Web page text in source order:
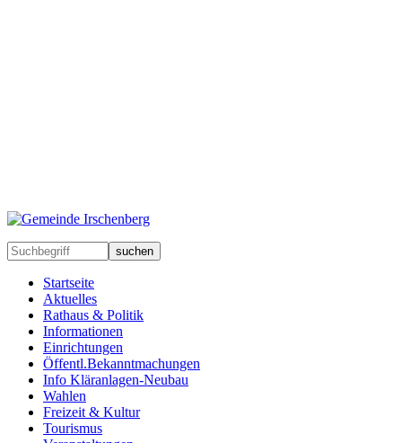
suchen
Startseite
Aktuelles
Rathaus & Politik
Informationen
Einrichtungen
Öffentl.Bekanntmachungen
Info Kläranlagen-Neubau
Wahlen
Freizeit & Kultur
Tourismus